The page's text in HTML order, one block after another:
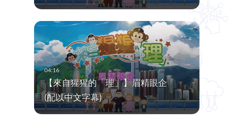
【來自猩猩的「理」】眉精眼企
(配以中文字幕)